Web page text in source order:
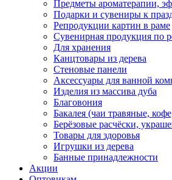
Предметы ароматерапии,
Подарки и сувениры к
Репродукции картин в раме
Сувенирная продукция по
Для хранения
Канцтовары из дерева
Стеновые панели
Аксессуары для ванной
Изделия из массива дуба
Благовония
Бакалея (чаи травяные,
Берёзовые расчёски,
Товары для здоровья
Игрушки из дерева
Банные принадлежности
Акции